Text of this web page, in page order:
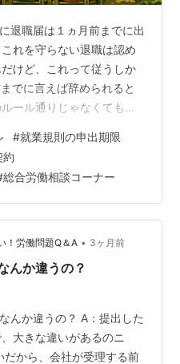
退職届は１ヵ月前までに出
れを守らない退職は認め
けど、これって従うしか
でに言えば辞められると
ール通りじゃなくても退
こと」って書いてあった
ば大丈夫って民法で決ま
就業規則違反だから、認
民法のこのルールに勝つ
解説】 〔１〕無期労働契
間ルール 期間…
#就業規則の申出期限
約
総合労働相談コーナー
！労働問題Q＆A • 3ヶ月前
んか違うの？
んか違うの？ A：提出した
大きな違いがあるのニ
だから、会社が受理する前